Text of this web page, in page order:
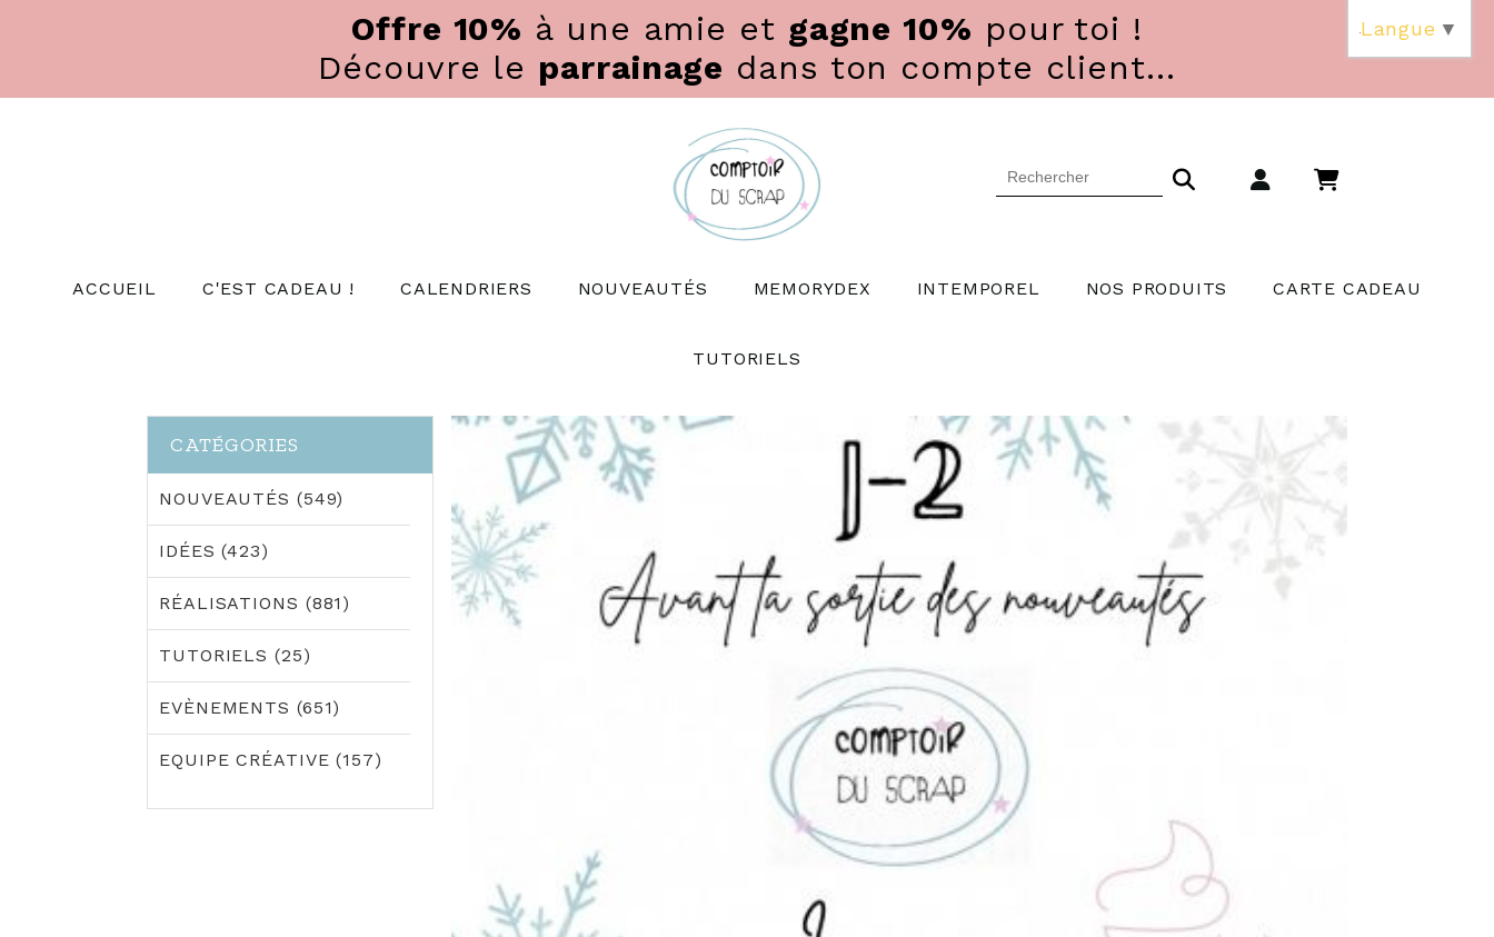
Offre 10% à une amie et gagne 10% pour toi !
Découvre le parrainage dans ton compte client...
ACCUEIL C'EST CADEAU ! CALENDRIERS NOUVEAUTÉS MEMORYDEX INTEMPOREL NOS PRODUITS CARTE CADEAU
TUTORIELS
CATÉGORIES
NOUVEAUTÉS (549)
IDÉES (423)
RÉALISATIONS (881)
TUTORIELS (25)
EVÈNEMENTS (651)
EQUIPE CRÉATIVE (157)
Langue ▼